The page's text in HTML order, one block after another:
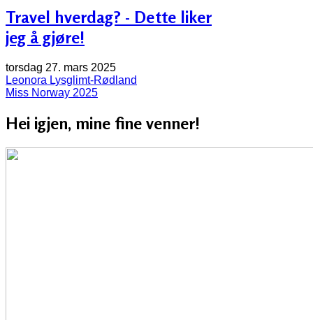
Travel hverdag? - Dette liker
jeg å gjøre!
torsdag 27. mars 2025
Leonora Lysglimt-Rødland
Miss Norway 2025
Hei igjen, mine fine venner!